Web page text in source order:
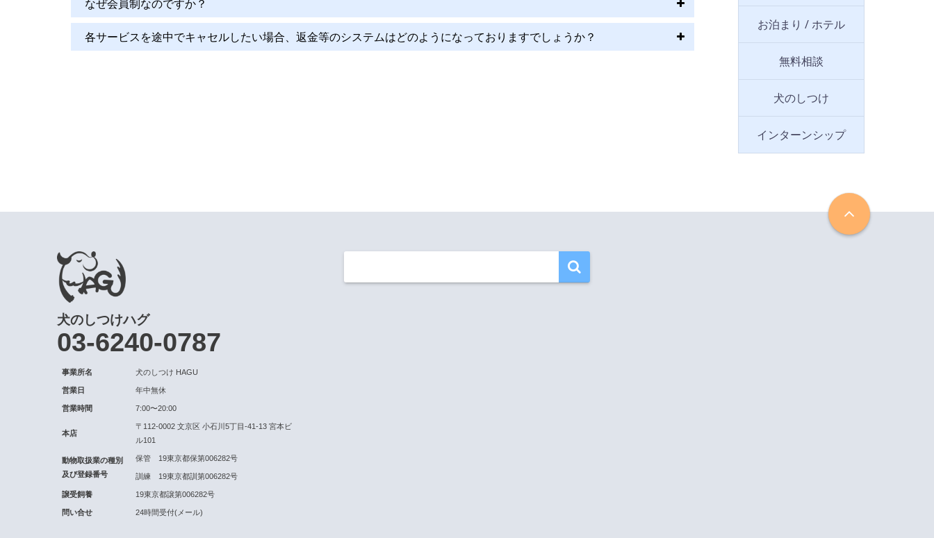
お泊まり / ホテル
無料相談
犬のしつけ
インターンシップ
なぜ会員制なのですか？
各サービスを途中でキャセルしたい場合、返金等のシステムはどのようになっておりますでしょうか？
犬のしつけハグ
03-6240-0787
事業所名 犬のしつけ HAGU
営業日 年中無休
営業時間 7:00〜20:00
本店
〒112-0002 文京区 小石川5丁目-41-13 宮本ビ
ル101
動物取扱業の種別
及び登録番号
保管 19東京都保第006282号
訓練 19東京都訓第006282号
譲受飼養 19東京都譲第006282号
問い合せ 24時間受付(メール)